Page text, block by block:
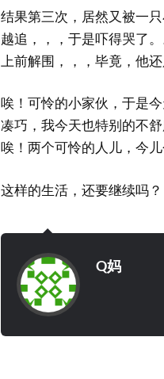
结果第三次，居然又被一
越追，，，于是吓得哭了
上前解围，，，毕竟，他
唉！可怜的小家伙，于是
凑巧，我今天也特别的不
唉！两个可怜的人儿，今
这样的生活，还要继续吗？
Q妈